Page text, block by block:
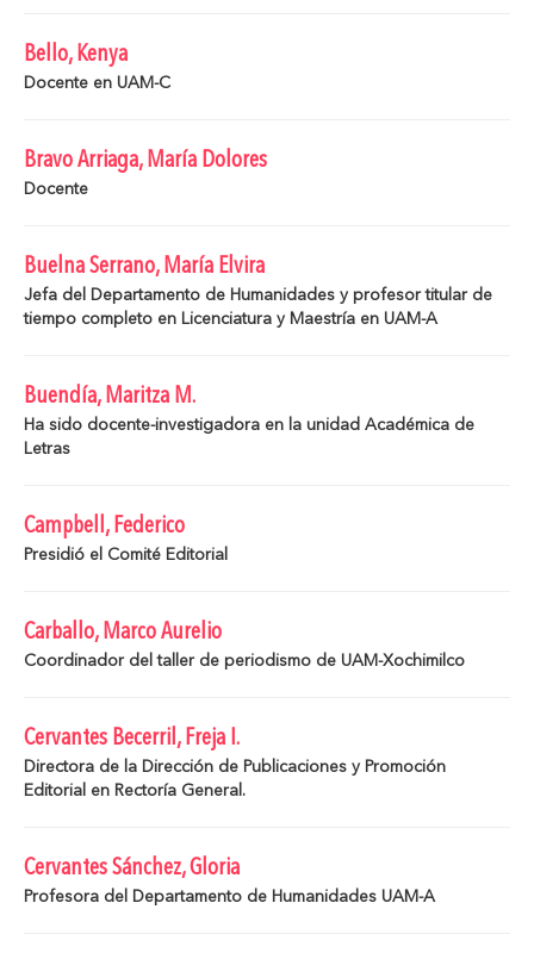
Bello, Kenya
Docente en UAM-C
Bravo Arriaga, María Dolores
Docente
Buelna Serrano, María Elvira
Jefa del Departamento de Humanidades y profesor titular de
tiempo completo en Licenciatura y Maestría en UAM-A
Buendía, Maritza M.
Ha sido docente-investigadora en la unidad Académica de
Letras
Campbell, Federico
Presidió el Comité Editorial
Carballo, Marco Aurelio
Coordinador del taller de periodismo de UAM-Xochimilco
Cervantes Becerril, Freja I.
Directora de la Dirección de Publicaciones y Promoción
Editorial en Rectoría General.
Cervantes Sánchez, Gloria
Profesora del Departamento de Humanidades UAM-A